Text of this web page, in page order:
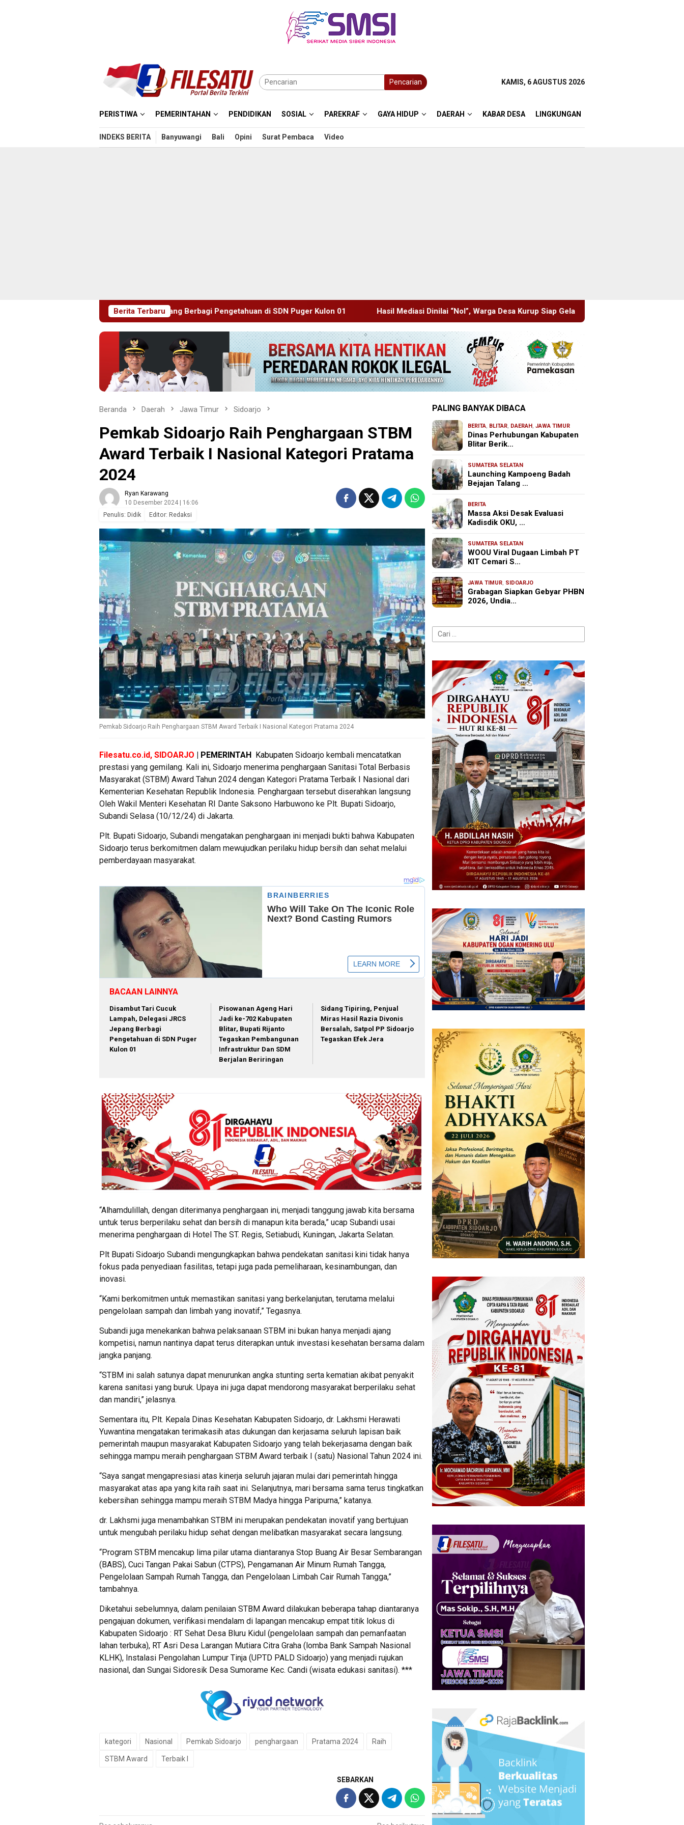
Pencarian KAMIS, 6 AGUSTUS 2026
PERISTIWA PEMERINTAHAN PENDIDIKAN SOSIAL PAREKRAF GAYA HIDUP DAERAH KABAR DESA LINGKUNGAN
INDEKS BERITA Banyuwangi Bali Opini Surat Pembaca Video
Berita Terbaru
JRCS Jepang Berbagi Pengetahuan di SDN Puger Kulon 01 Hasil Mediasi Dinilai “Nol”, Warga Desa Kurup Siap Gelar Aksi ke PT KIT Pisowanan Ageng Hari Jadi ke-
Beranda Daerah Jawa Timur Sidoarjo
Pemkab Sidoarjo Raih Penghargaan STBM
Award Terbaik I Nasional Kategori Pratama
2024
Ryan Karawang
10 Desember 2024 | 16:06
Penulis: Didik Editor: Redaksi
Pemkab Sidoarjo Raih Penghargaan STBM Award Terbaik I Nasional Kategori Pratama 2024
Filesatu.co.id, SIDOARJO | PEMERINTAH Kabupaten Sidoarjo kembali mencatatkan
prestasi yang gemilang. Kali ini, Sidoarjo menerima penghargaan Sanitasi Total Berbasis
Masyarakat (STBM) Award Tahun 2024 dengan Kategori Pratama Terbaik I Nasional dari
Kementerian Kesehatan Republik Indonesia. Penghargaan tersebut diserahkan langsung
Oleh Wakil Menteri Kesehatan RI Dante Saksono Harbuwono ke Plt. Bupati Sidoarjo,
Subandi Selasa (10/12/24) di Jakarta.
Plt. Bupati Sidoarjo, Subandi mengatakan penghargaan ini menjadi bukti bahwa Kabupaten
Sidoarjo terus berkomitmen dalam mewujudkan perilaku hidup bersih dan sehat melalui
pemberdayaan masyarakat.
BACAAN LAINNYA
Disambut Tari Cucuk
Lampah, Delegasi JRCS
Jepang Berbagi
Pengetahuan di SDN Puger
Kulon 01
Pisowanan Ageng Hari
Jadi ke-702 Kabupaten
Blitar, Bupati Rijanto
Tegaskan Pembangunan
Infrastruktur Dan SDM
Berjalan Beriringan
Sidang Tipiring, Penjual
Miras Hasil Razia Divonis
Bersalah, Satpol PP Sidoarjo
Tegaskan Efek Jera
“Alhamdulillah, dengan diterimanya penghargaan ini, menjadi tanggung jawab kita bersama
untuk terus berperilaku sehat dan bersih di manapun kita berada,” ucap Subandi usai
menerima penghargaan di Hotel The ST. Regis, Setiabudi, Kuningan, Jakarta Selatan.
Plt Bupati Sidoarjo Subandi mengungkapkan bahwa pendekatan sanitasi kini tidak hanya
fokus pada penyediaan fasilitas, tetapi juga pada pemeliharaan, kesinambungan, dan
inovasi.
“Kami berkomitmen untuk memastikan sanitasi yang berkelanjutan, terutama melalui
pengelolaan sampah dan limbah yang inovatif,” Tegasnya.
Subandi juga menekankan bahwa pelaksanaan STBM ini bukan hanya menjadi ajang
kompetisi, namun nantinya dapat terus diterapkan untuk investasi kesehatan bersama dalam
jangka panjang.
“STBM ini salah satunya dapat menurunkan angka stunting serta kematian akibat penyakit
karena sanitasi yang buruk. Upaya ini juga dapat mendorong masyarakat berperilaku sehat
dan mandiri,” jelasnya.
Sementara itu, Plt. Kepala Dinas Kesehatan Kabupaten Sidoarjo, dr. Lakhsmi Herawati
Yuwantina mengatakan terimakasih atas dukungan dan kerjasama seluruh lapisan baik
pemerintah maupun masyarakat Kabupaten Sidoarjo yang telah bekerjasama dengan baik
sehingga mampu meraih penghargaan STBM Award terbaik I (satu) Nasional Tahun 2024 ini.
“Saya sangat mengapresiasi atas kinerja seluruh jajaran mulai dari pemerintah hingga
masyarakat atas apa yang kita raih saat ini. Selanjutnya, mari bersama sama terus tingkatkan
kebersihan sehingga mampu meraih STBM Madya hingga Paripurna,” katanya.
dr. Lakhsmi juga menambahkan STBM ini merupakan pendekatan inovatif yang bertujuan
untuk mengubah perilaku hidup sehat dengan melibatkan masyarakat secara langsung.
“Program STBM mencakup lima pilar utama diantaranya Stop Buang Air Besar Sembarangan
(BABS), Cuci Tangan Pakai Sabun (CTPS), Pengamanan Air Minum Rumah Tangga,
Pengelolaan Sampah Rumah Tangga, dan Pengelolaan Limbah Cair Rumah Tangga,”
tambahnya.
Diketahui sebelumnya, dalam penilaian STBM Award dilakukan beberapa tahap diantaranya
pengajuan dokumen, verifikasi mendalam di lapangan mencakup empat titik lokus di
Kabupaten Sidoarjo : RT Sehat Desa Bluru Kidul (pengelolaan sampah dan pemanfaatan
lahan terbuka), RT Asri Desa Larangan Mutiara Citra Graha (lomba Bank Sampah Nasional
KLHK), Instalasi Pengolahan Lumpur Tinja (UPTD PALD Sidoarjo) yang menjadi rujukan
nasional, dan Sungai Sidoresik Desa Sumorame Kec. Candi (wisata edukasi sanitasi). ***
kategori Nasional Pemkab Sidoarjo penghargaan Pratama 2024 Raih
STBM Award Terbaik I
SEBARKAN
PALING BANYAK DIBACA
BERITA, BLITAR, DAERAH ,JAWA TIMUR
Dinas Perhubungan Kabupaten
Blitar Berik…
SUMATERA SELATAN
Launching Kampoeng Badah
Bejajan Talang …
BERITA
Massa Aksi Desak Evaluasi
Kadisdik OKU, …
SUMATERA SELATAN
WOOU Viral Dugaan Limbah PT
KIT Cemari S…
JAWA TIMUR, SIDOARJO
Grabagan Siapkan Gebyar PHBN
2026, Undia…
Cari
untuk: